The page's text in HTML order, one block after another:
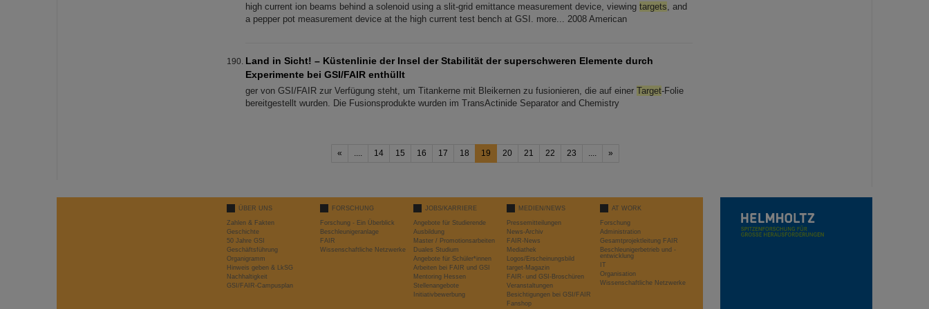
high current ion beams behind a solenoid using a slit-grid emittance measurement device, viewing targets, and
a pepper pot measurement device at the high current test bench at GSI. more... 2008 American
Land in Sicht! – Küstenlinie der Insel der Stabilität der superschweren Elemente durch
Experimente bei GSI/FAIR enthüllt
ger von GSI/FAIR zur Verfügung steht, um Titankerne mit Bleikernen zu fusionieren, die auf einer Target-Folie
bereitgestellt wurden. Die Fusionsprodukte wurden im TransActinide Separator and Chemistry
« .... 14 15 16 17 18 19 20 21 22 23 .... »
ÜBER UNS
Zahlen & Fakten
Geschichte
50 Jahre GSI
Geschäftsführung
Organigramm
Hinweis geben & LkSG
Nachhaltigkeit
GSI/FAIR-Campusplan
FORSCHUNG
Forschung - Ein Überblick
Beschleunigeranlage
FAIR
Wissenschaftliche Netzwerke
JOBS/KARRIERE
Angebote für Studierende
Ausbildung
Master / Promotionsarbeiten
Duales Studium
Angebote für Schüler*innen
Arbeiten bei FAIR und GSI
Mentoring Hessen
Stellenangebote
Initiativbewerbung
MEDIEN/NEWS
Pressemitteilungen
News-Archiv
FAIR-News
Mediathek
Logos/Erscheinungsbild
target-Magazin
FAIR- und GSI-Broschüren
Veranstaltungen
Besichtigungen bei GSI/FAIR
Fanshop
AT WORK
Forschung
Administration
Gesamtprojektleitung FAIR
Beschleunigerbetrieb und -
entwicklung
IT
Organisation
Wissenschaftliche Netzwerke